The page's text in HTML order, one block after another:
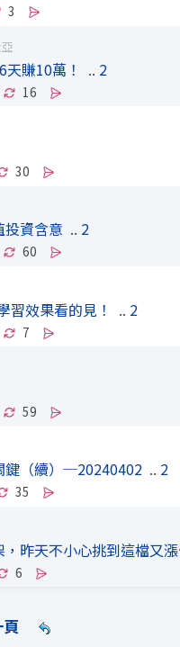
3
賺10萬！ .. 2
16
30
投資含意 .. 2
60
習效果看的見！ .. 2
7
59
鍵（續）─20240402 .. 2
35
昨天不小心挑到這檔又
6